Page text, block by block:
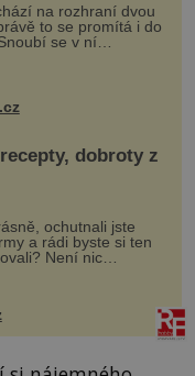
na rozhraní dvou
to se promítá i do
se v ní
chutě a díky tomu
st...
dobroty z
ochutnali jste
a rádi byste si ten
Není nic
(10 porcí)
na dovolené v
lze ji vi...